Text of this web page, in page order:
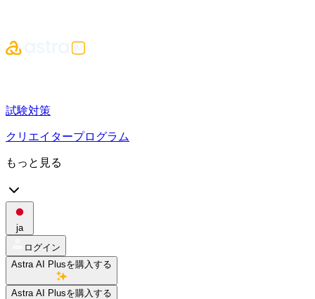
試験対策
クリエイタープログラム
もっと見る
ja
ログイン
Astra AI Plusを購入する
Astra AI Plusを購入する